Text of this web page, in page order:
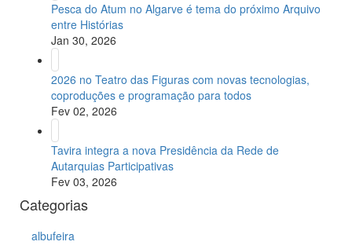
Pesca do Atum no Algarve é tema do próximo Arquivo
entre Histórias
Jan 30, 2026
2026 no Teatro das Figuras com novas tecnologias,
coproduções e programação para todos
Fev 02, 2026
Tavira integra a nova Presidência da Rede de
Autarquias Participativas
Fev 03, 2026
Categorias
albufeira